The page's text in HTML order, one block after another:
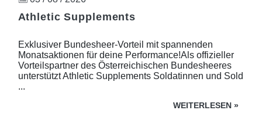
Athletic Supplements
Exklusiver Bundesheer-Vorteil mit spannenden
Monatsaktionen für deine Performance!Als offizieller
Vorteilspartner des Österreichischen Bundesheeres
unterstützt Athletic Supplements Soldatinnen und Sold
...
WEITERLESEN »